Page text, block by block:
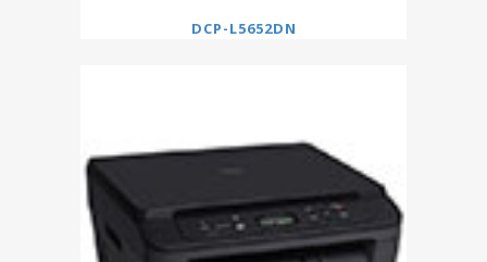
DCP-L5652DN